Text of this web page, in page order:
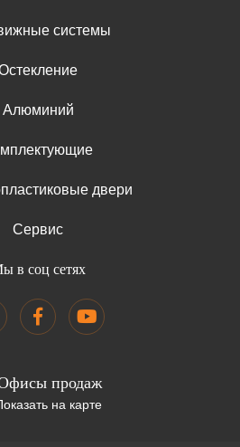
системы
Алюминий
двери
Сервис
в соц сетях
продаж
на карте